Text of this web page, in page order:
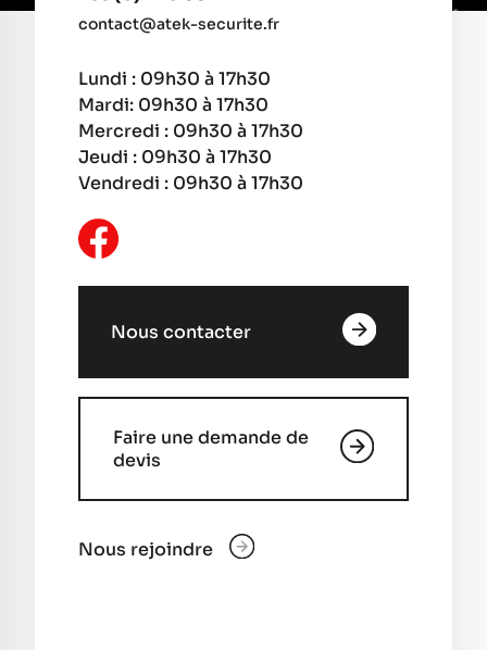
contact@atek-securite.fr
Lundi : 09h30 à 17h30
Mardi: 09h30 à 17h30
Mercredi : 09h30 à 17h30
Jeudi : 09h30 à 17h30
Vendredi : 09h30 à 17h30
Nous contacter
Faire une demande de
devis
Nous rejoindre